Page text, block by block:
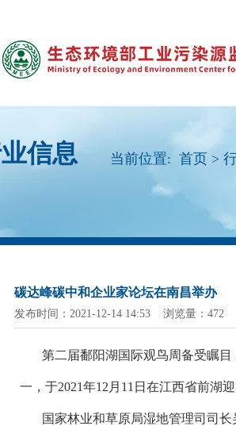
信息 当前位置: 首页 >
碳达峰碳中和企业家论坛在南昌举办
发布时间：2021-12-14 14:53 浏览量：472
第二届鄱阳湖国际观鸟周备受瞩
一，于2021年12 月 11 日在江西省前湖迎
国家林业和草原局湿地管理司司